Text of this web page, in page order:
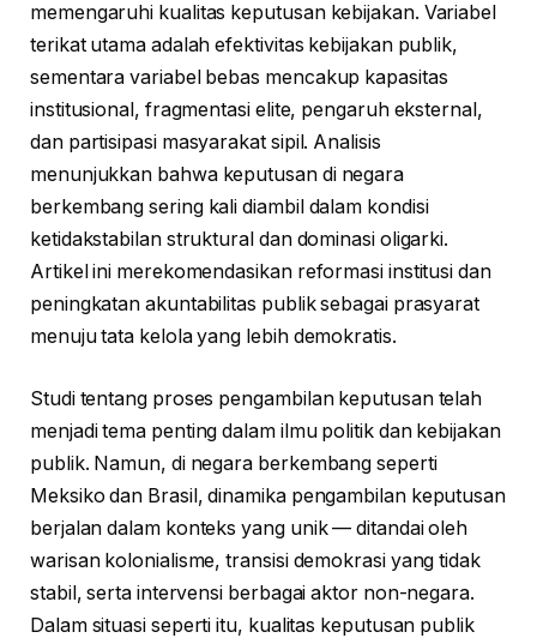
memengaruhi kualitas keputusan kebijakan. Variabel
terikat utama adalah efektivitas kebijakan publik,
sementara variabel bebas mencakup kapasitas
institusional, fragmentasi elite, pengaruh eksternal,
dan partisipasi masyarakat sipil. Analisis
menunjukkan bahwa keputusan di negara
berkembang sering kali diambil dalam kondisi
ketidakstabilan struktural dan dominasi oligarki.
Artikel ini merekomendasikan reformasi institusi dan
peningkatan akuntabilitas publik sebagai prasyarat
menuju tata kelola yang lebih demokratis.
Studi tentang proses pengambilan keputusan telah
menjadi tema penting dalam ilmu politik dan kebijakan
publik. Namun, di negara berkembang seperti
Meksiko dan Brasil, dinamika pengambilan keputusan
berjalan dalam konteks yang unik — ditandai oleh
warisan kolonialisme, transisi demokrasi yang tidak
stabil, serta intervensi berbagai aktor non-negara.
Dalam situasi seperti itu, kualitas keputusan publik